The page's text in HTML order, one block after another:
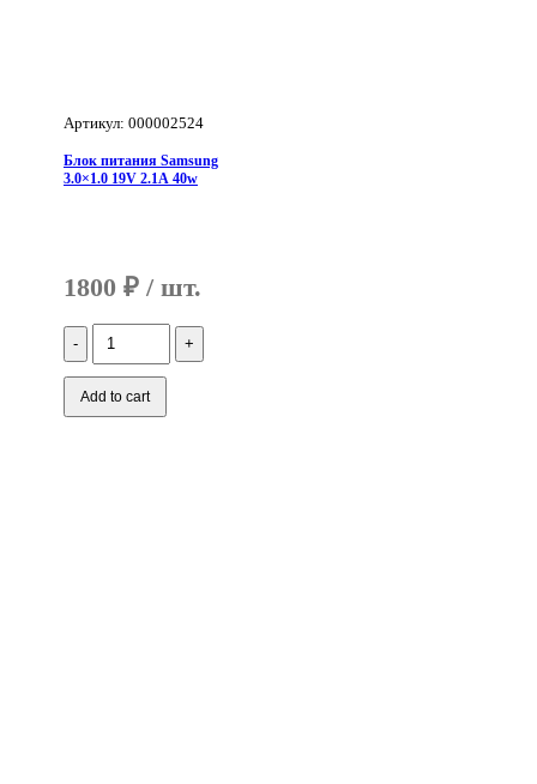
Артикул: 000002524
Блок питания Samsung
3.0×1.0 19V 2.1A 40w
1800 ₽
Количество
Блок
питания
Samsung
3.0x1.0
Add to cart